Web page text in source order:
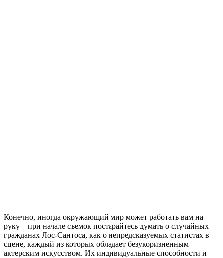
Конечно, иногда окружающий мир может работать вам на
руку – при начале съемок постарайтесь думать о случайных
гражданах Лос-Сантоса, как о непредсказуемых статистах в
сцене, каждый из которых обладает безукоризненным
актерским искусством. Их индивидуальные способности и